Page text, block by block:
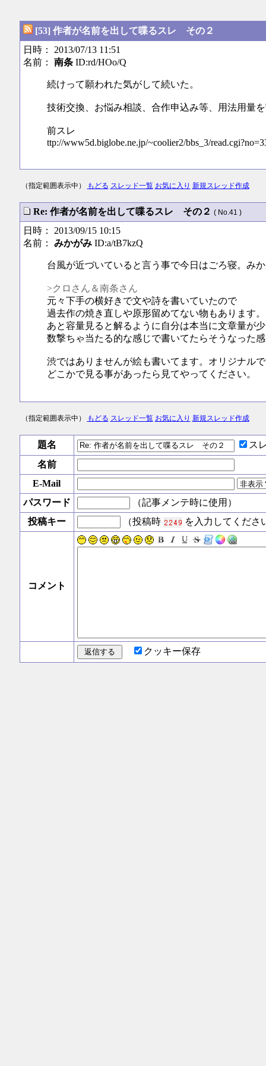
[53] 作者が名前を出して喋るスレ その２
日時： 2013/07/13 11:51
名前： 南条ID:rd/HOo/Q
続けって願われた気がして続いた。
技術交換、お悩み相談、合作申込み等、用法用量
前スレ
ttp://www5d.biglobe.ne.jp/~coolier2/bbs_3/
（指定範囲表示中） もどる スレッド一覧 お気に入り 新規スレッド作成
Re: 作者が名前を出して喋るスレ その２ ( No.41 )
日時： 2013/09/15 10:15
名前： みかがみID:a/tB7kzQ
台風が近づいていると言う事で今日はごろ寝。み
>クロさん＆南条さん
元々下手の横好きで文や詩を書いていたので
過去作の焼き直しや原形留めてない物もあります。
あと容量見ると解るように自分は本当に文章量が
数撃ちゃ当たる的な感じで書いてたらそうなった
渋ではありませんが絵も書いてます。オリジナル
どこかで見る事があったら見てやってください。
（指定範囲表示中） もどる スレッド一覧 お気に入り 新規スレッド作成
題名
ス
名前
E-Mail
パスワード
（記事メンテ時に使用）
投稿キー
（投稿時 を入力してくださ
コメント
クッキー保存